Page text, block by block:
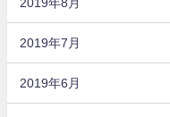
2019年7月
2019年6月